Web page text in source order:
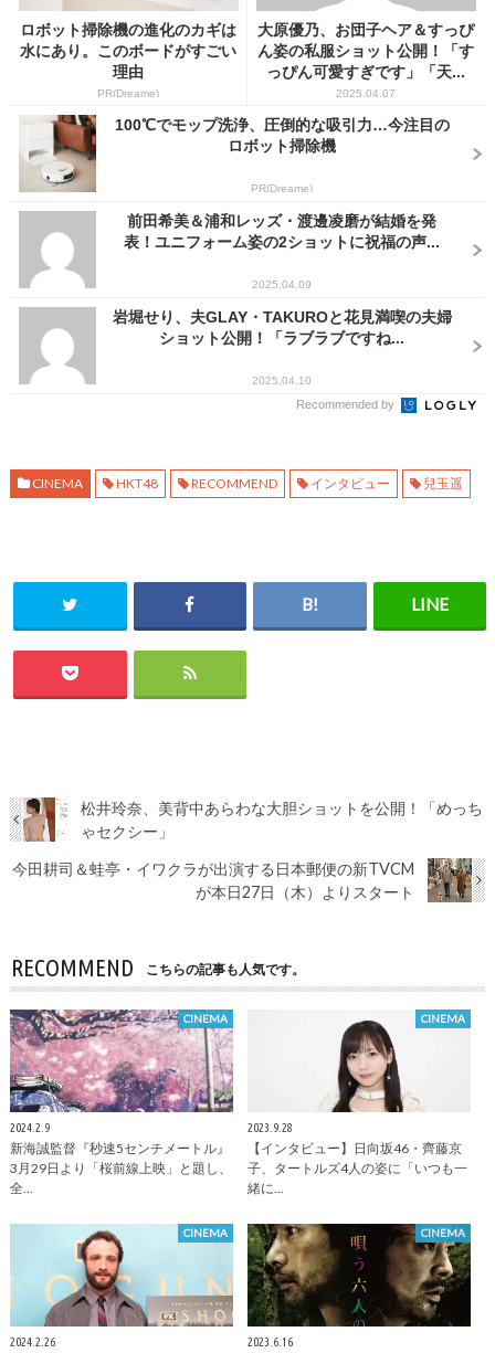
ロボット掃除機の進化のカギは
水にあり。このボードがすごい
理由
PR(Dreame)
大原優乃、お団子ヘア＆すっぴ
ん姿の私服ショット公開！「す
っぴん可愛すぎです」「天...
2025.04.07
100℃でモップ洗浄、圧倒的な吸引力…今注目の
ロボット掃除機
PR(Dreame)
前田希美＆浦和レッズ・渡邊凌磨が結婚を発
表！ユニフォーム姿の2ショットに祝福の声...
2025.04.09
岩堀せり、夫GLAY・TAKUROと花見満喫の夫婦
ショット公開！「ラブラブですね...
2025.04.10
Recommended by
CINEMA HKT48 RECOMMEND インタビュー 兒玉遥
松井玲奈、美背中あらわな大胆ショットを公開！「めっち
ゃセクシー」
今田耕司＆蛙亭・イワクラが出演する日本郵便の新TVCM
が本日27日（木）よりスタート
RECOMMEND こちらの記事も人気です。
CINEMA
2024.2.9
新海誠監督『秒速5センチメートル』
3月29日より「桜前線上映」と題し、
全…
CINEMA
2023.9.28
【インタビュー】日向坂46・齊藤京
子、タートルズ4人の姿に「いつも一
緒に…
CINEMA
2024.2.26
CINEMA
2023.6.16